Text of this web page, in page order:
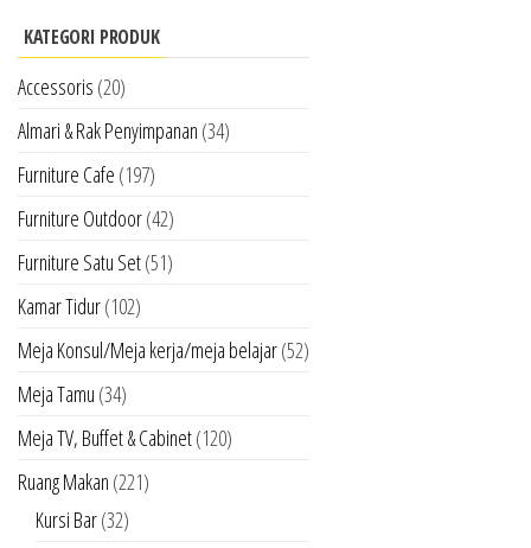
KATEGORI PRODUK
Accessoris (20)
Almari & Rak Penyimpanan (34)
Furniture Cafe (197)
Furniture Outdoor(42)
Furniture Satu Set(51)
Kamar Tidur(102)
Meja Konsul/Meja kerja/meja belajar(52)
Meja Tamu (34)
Meja TV, Buffet & Cabinet(120)
Ruang Makan (221)
Kursi Bar(32)